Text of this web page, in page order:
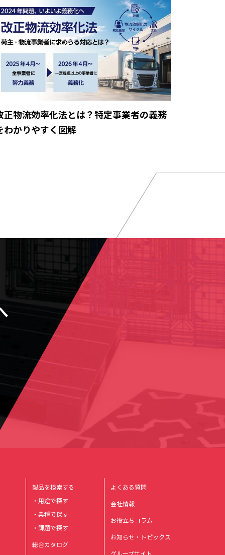
正物流効率化法とは？特定事業者の義務
わかりやすく図解
製品を検索する
・用途で探す
・業種で探す
・課題で探す
総合カタログ
よくある質問
会社情報
お役立ちコラム
お知らせ・トピックス
グループサイト